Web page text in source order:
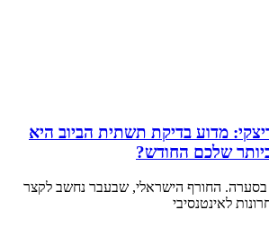
בנווה פריצקי: מדוע בדיקת תשתית הביוב היא
שלכם החודש?
2026 נפתח בסערה. החורף הישראלי, שבעבר נחשב לקצר
לאינטנסיבי